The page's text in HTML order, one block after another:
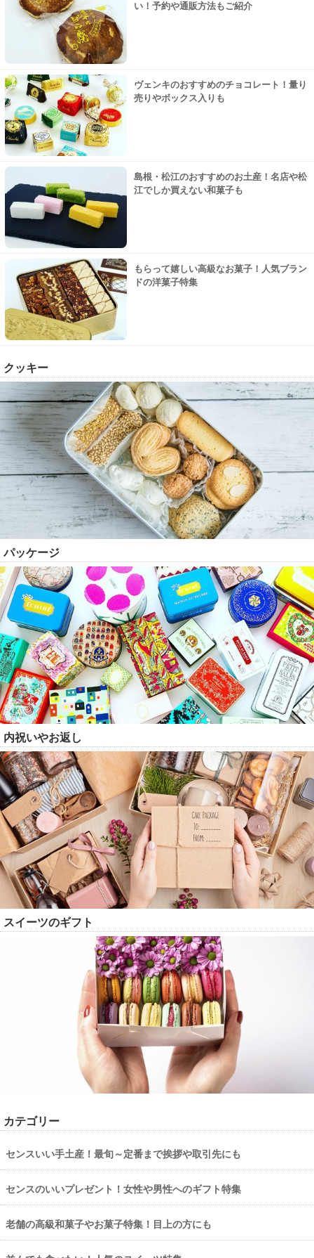
い！予約や通販方法もご紹介
ヴェンキのおすすめのチョコレート！量り
売りやボックス入りも
島根・松江のおすすめのお土産！名店や松
江でしか買えない和菓子も
もらって嬉しい高級なお菓子！人気ブラン
ドの洋菓子特集
クッキー
パッケージ
内祝いやお返し
スイーツのギフト
カテゴリー
センスいい手土産！最旬～定番まで挨拶や取引先にも
センスのいいプレゼント！女性や男性へのギフト特集
老舗の高級和菓子やお菓子特集！目上の方にも